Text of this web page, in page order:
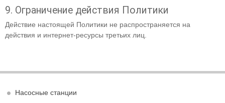
9. Ограничение действия Политики
Действие настоящей Политики не распространяется на
действия и интернет-ресурсы третьих лиц.
Насосные станции